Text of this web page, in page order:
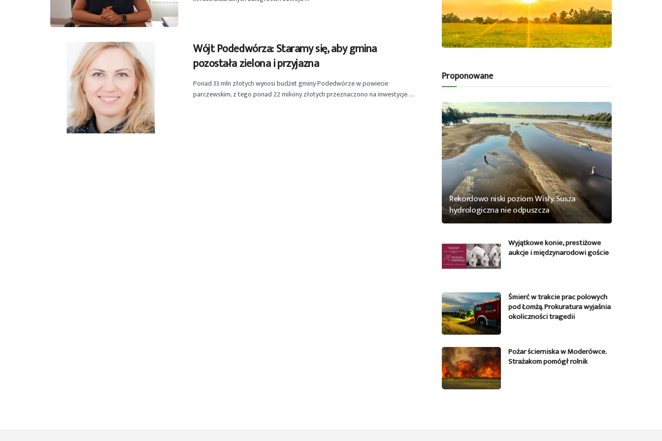
Wójt Podedwórza: Staramy się, aby gmina
pozostała zielona i przyjazna
Ponad 33 mln złotych wynosi budżet gminy Podedwórze w powiecie
parczewskim, z tego ponad 22 miliony złotych przeznaczono na inwestycje. ...
Proponowane
Rekordowo niski poziom Wisły. Susza
hydrologiczna nie odpuszcza
Wyjątkowe konie, prestiżowe
aukcje i międzynarodowi goście
Śmierć w trakcie prac polowych
pod Łomżą. Prokuratura wyjaśnia
okoliczności tragedii
Pożar ścierniska w Moderówce.
Strażakom pomógł rolnik